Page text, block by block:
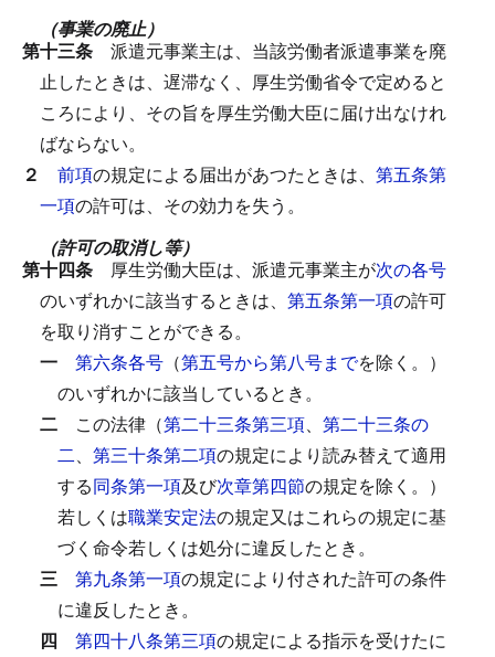
（事業の廃止）
第十三条 派遣元事業主は、当該労働者派遣事業を廃
止したときは、遅滞なく、厚生労働省令で定めると
ころにより、その旨を厚生労働大臣に届け出なけれ
ばならない。
２ 前項の規定による届出があつたときは、 第五条第
一項の許可は、その効力を失う。
（許可の取消し等）
第十四条 厚生労働大臣は、派遣元事業主が次の各号
のいずれかに該当するときは、 第五条第一項の許可
を取り消すことができる。
一 第六条各号 （第五号から第八号までを除く。）
のいずれかに該当しているとき。
二 この法律（第二十三条第三項、 第二十三条の
二、 第三十条第二項の規定により読み替えて適用
する同条第一項及び次章第四節の規定を除く。）
若しくは職業安定法の規定又はこれらの規定に基
づく命令若しくは処分に違反したとき。
三 第九条第一項の規定により付された許可の条件
に違反したとき。
四 第四十八条第三項の規定による指示を受けたに